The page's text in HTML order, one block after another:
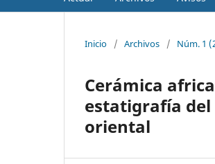
Inicio / Archivos / Núm. 1
Cerámica
estatigrafía del
oriental